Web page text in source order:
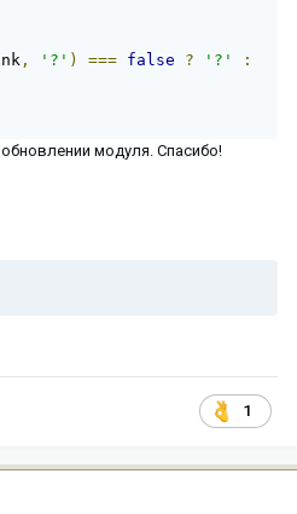
, '?' ) === false ? '?'
:
модуля. Спасибо!
1